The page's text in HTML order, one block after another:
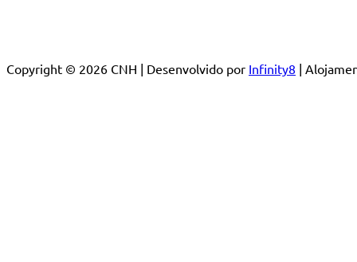
Copyright © 2026 CNH | Desenvolvido por Infinity8 |